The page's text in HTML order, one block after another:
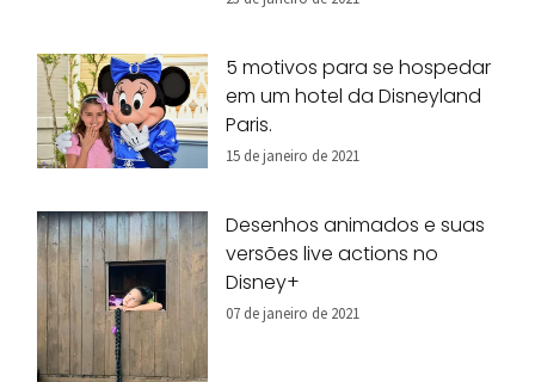
5 motivos para se hospedar
em um hotel da Disneyland
Paris.
15 de janeiro de 2021
Desenhos animados e suas
versões live actions no
Disney+
07 de janeiro de 2021